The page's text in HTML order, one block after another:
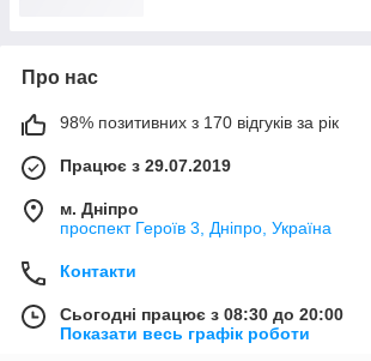
Про нас
98% позитивних з 170 відгуків за рік
Працює з 29.07.2019
м. Дніпро
проспект Героїв 3, Дніпро, Україна
Контакти
Сьогодні працює з 08:30 до 20:00
Показати весь графік роботи